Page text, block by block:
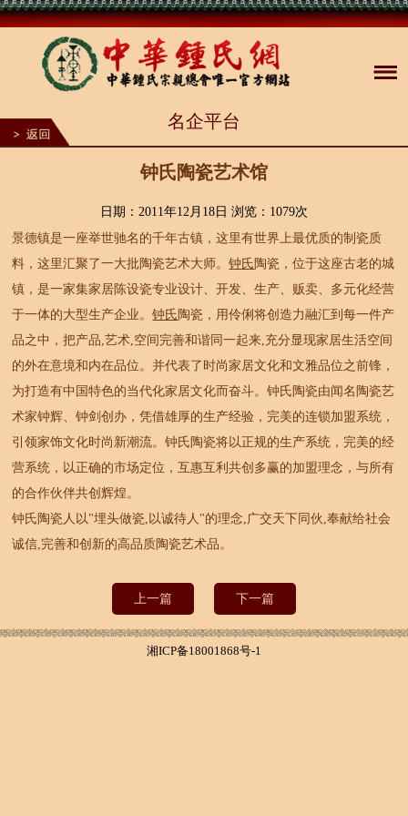
2
4
10
名企平台
钟氏陶瓷艺术馆
日期：2011年12月18日 浏览： 1079次
景德镇是一座举世驰名的千年古镇，这里有世界上最优质的制瓷质
料，这里汇聚了一大批陶瓷艺术大师。钟氏 陶瓷，位于这座古老的城
镇，是一家集家居陈设瓷专业设计、开发、生产、贩卖、多元化经营
于一体的大型生产企业。钟氏 陶瓷，用伶俐将创造力融汇到每一件产
品之中，把产品,艺术,空间完善和谐同一起来,充分显现家居生活空间
的外在意境和内在品位。并代表了时尚家居文化和文雅品位之前锋，
为打造有中国特色的当代化家居文化而奋斗。钟氏陶瓷由闻名陶瓷艺
术家钟辉、钟剑创办，凭借雄厚的生产经验，完美的连锁加盟系统，
引领家饰文化时尚新潮流。钟氏陶瓷将以正规的生产系统，完美的经
营系统，以正确的市场定位，互惠互利共创多赢的加盟理念，与所有
的合作伙伴共创辉煌。
钟氏陶瓷人以"埋头做瓷,以诚待人"的理念,广交天下同伙,奉献给社会
诚信,完善和创新的高品质陶瓷艺术品。
上一篇 下一篇
湘ICP备18001868号-1